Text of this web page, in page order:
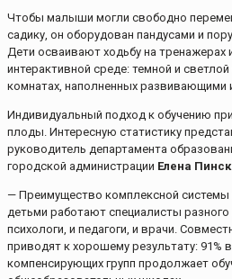
Чтобы малыши могли свободно
садику, он оборудован пандусами и
Дети осваивают ходьбу на тренажерах
интерактивной среде: темной и
комнатах, наполненных развивающими
Индивидуальный подход к обучению
плоды. Интересную статистику
руководитель департамента
городской администрации Елена
— Преимущество комплексной системы
детьми работают специалисты
психологи, и педагоги, и врачи.
приводят к хорошему результату: 91%
компенсирующих групп продолжает